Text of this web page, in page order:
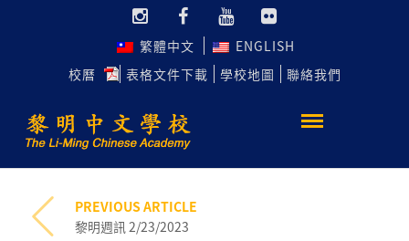
繁體中文
ENGLISH
校曆
表格文件下載 學校地圖 聯絡我們
PREVIOUS ARTICLE
黎明週訊 2/23/2023